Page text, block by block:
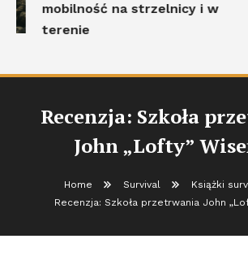
mobilność na strzelnicy i w
terenie
Recenzja: Szkoła
John „Lofty”
Home Survival
Książki
Recenzja: Szkoła przetrwania John